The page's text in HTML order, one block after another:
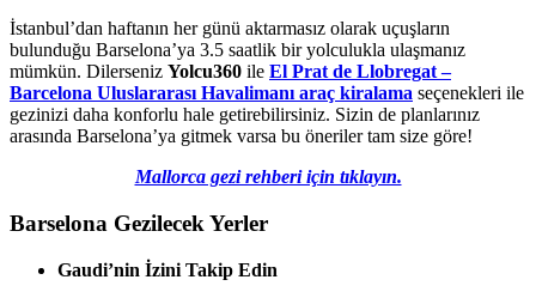
İstanbul’dan haftanın her günü aktarmasız olarak uçuşların
bulunduğu Barselona’ya 3.5 saatlik bir yolculukla ulaşmanız
mümkün. Dilerseniz Yolcu360 ile El Prat de Llobregat –
Barcelona Uluslararası Havalimanı araç kiralama seçenekleri ile
gezinizi daha konforlu hale getirebilirsiniz. Sizin de planlarınız
arasında Barselona’ya gitmek varsa bu öneriler tam size göre!
Mallorca gezi rehberi için tıklayın.
Barselona Gezilecek Yerler
Gaudi’nin İzini Takip Edin